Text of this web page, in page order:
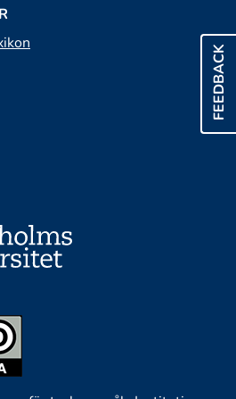
FEEDBACK